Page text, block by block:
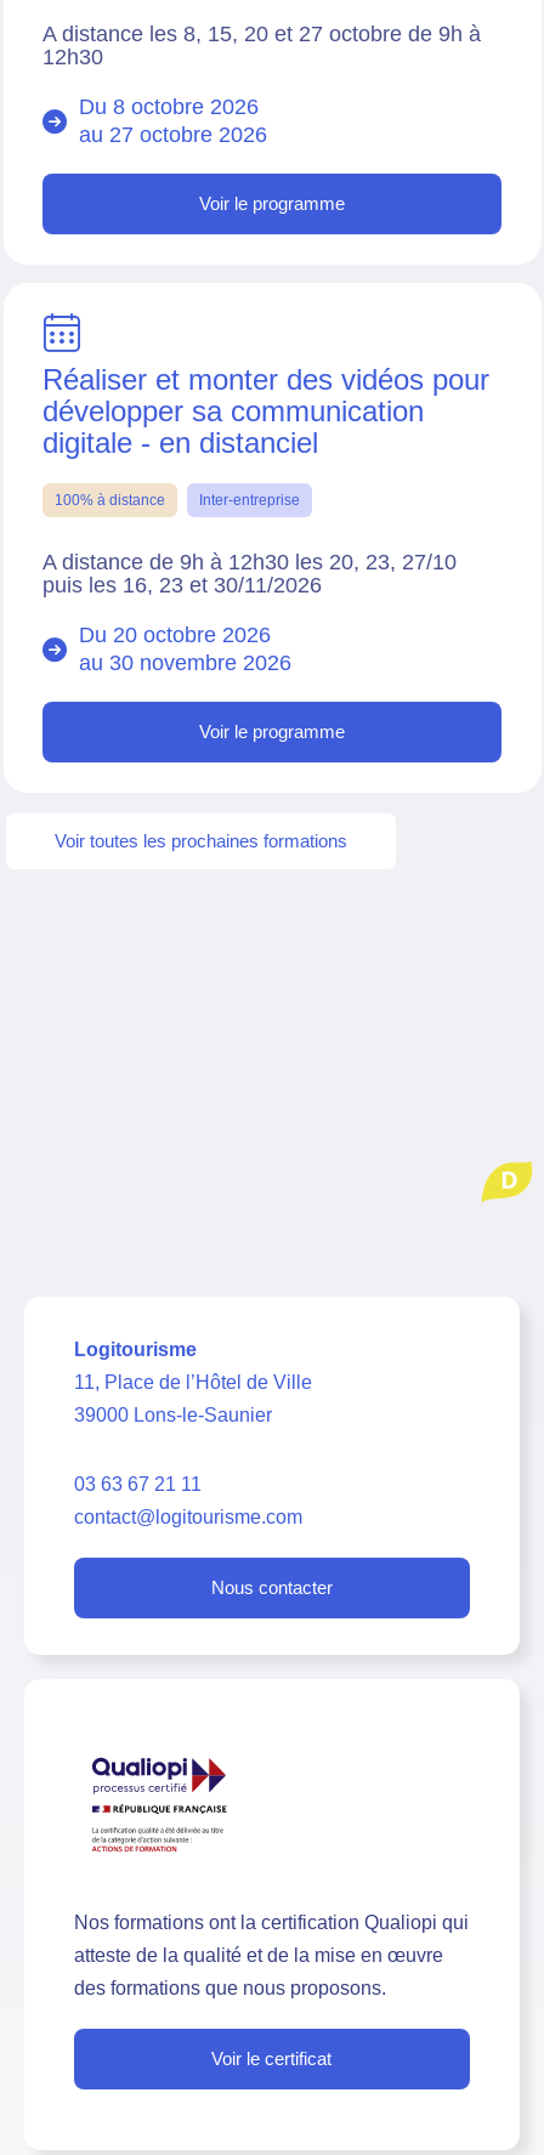
A distance les 8, 15, 20 et 27 octobre de 9h à
12h30
Du 8 octobre 2026
au 27 octobre 2026
Voir le programme
Réaliser et monter des vidéos pour
développer sa communication
digitale - en distanciel
100% à distance Inter-entreprise
A distance de 9h à 12h30 les 20, 23, 27/10
puis les 16, 23 et 30/11/2026
Du 20 octobre 2026
au 30 novembre 2026
Voir le programme
Voir toutes les prochaines formations
Logitourisme
11, Place de l’Hôtel de Ville
39000 Lons-le-Saunier
03 63 67 21 11
contact@logitourisme.com
Nous contacter
Nos formations ont la certification Qualiopi qui
atteste de la qualité et de la mise en œuvre
des formations que nous proposons.
Voir le certificat
D